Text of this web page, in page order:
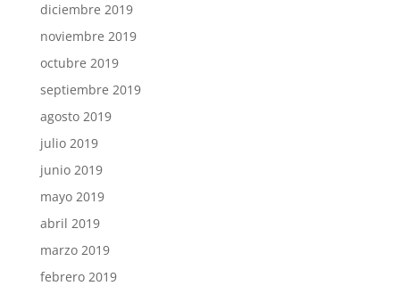
diciembre 2019
noviembre 2019
octubre 2019
septiembre 2019
agosto 2019
julio 2019
junio 2019
mayo 2019
abril 2019
marzo 2019
febrero 2019